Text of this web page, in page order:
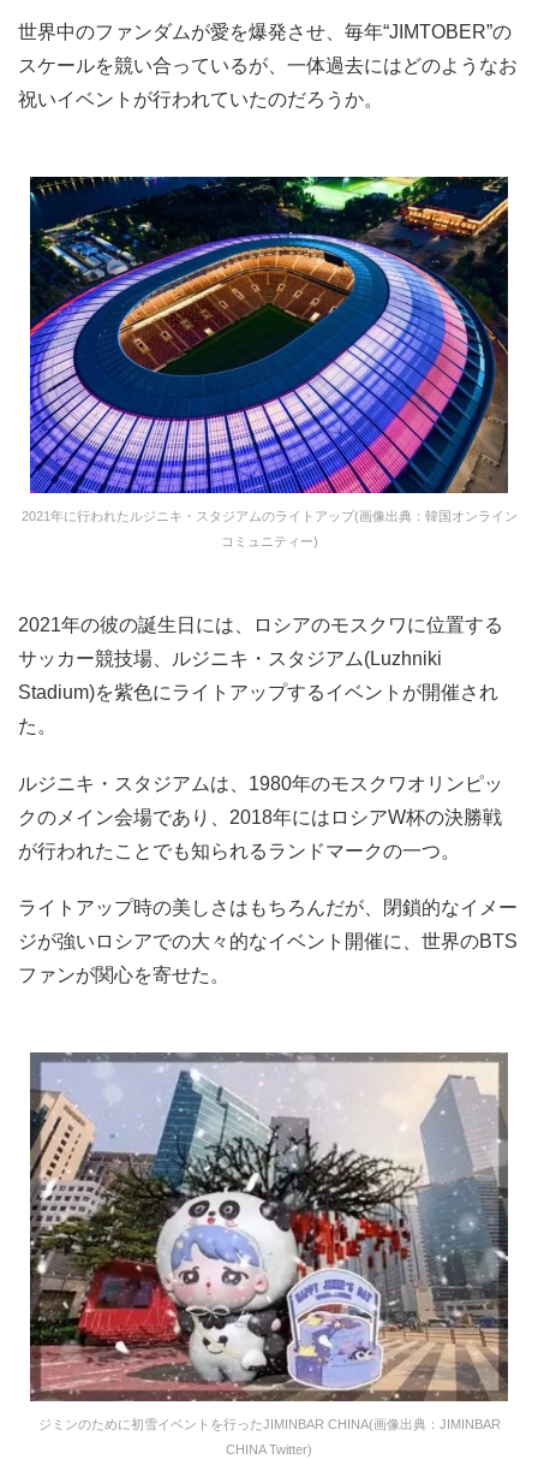
世界中のファンダムが愛を爆発させ、毎年“JIMTOBER”の
スケールを競い合っているが、一体過去にはどのようなお
祝いイベントが行われていたのだろうか。
2021年に行われたルジニキ・スタジアムのライトアップ(画像出典：韓国オンライン
コミュニティー)
2021年の彼の誕生日には、ロシアのモスクワに位置する
サッカー競技場、ルジニキ・スタジアム(Luzhniki
Stadium)を紫色にライトアップするイベントが開催され
た。
ルジニキ・スタジアムは、1980年のモスクワオリンピッ
クのメイン会場であり、2018年にはロシアW杯の決勝戦
が行われたことでも知られるランドマークの一つ。
ライトアップ時の美しさはもちろんだが、閉鎖的なイメー
ジが強いロシアでの大々的なイベント開催に、世界のBTS
ファンが関心を寄せた。
ジミンのために初雪イベントを行ったJIMINBAR CHINA(画像出典：JIMINBAR
CHINA Twitter)